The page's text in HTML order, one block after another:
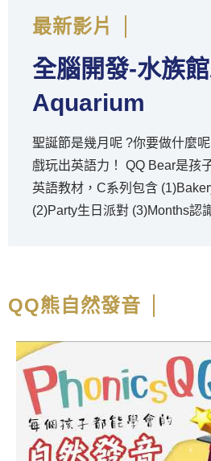
最新影片
全腦開發-水族
Aquarium
聖誕節是幾月呢 ?你要做什麼
戲玩出英語力！ QQ Bear是孩子的第一套全腦開發
英語教材，C系列包含 (1)Bakery好吃的烘焙店食物
(2)Party生日派對 (3)Months認識月份 (4)At the
份〞我們要透過好玩的互動，
些什麼呢？」...等生活英語喔
與電子教材版，選購優惠請點
QQ熊自然發音